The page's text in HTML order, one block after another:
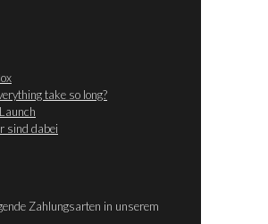
take so long?
sind dabei
Zahlungsarten in unserem